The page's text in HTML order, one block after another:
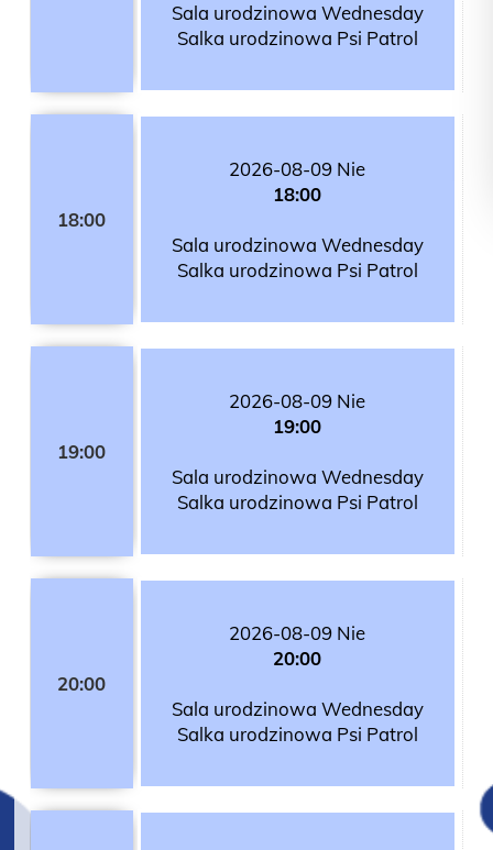
Sala urodzinowa Wednesday
Salka urodzinowa Psi Patrol
18:00
2026-08-09 Nie
18:00
Sala urodzinowa Wednesday
Salka urodzinowa Psi Patrol
19:00
2026-08-09 Nie
19:00
Sala urodzinowa Wednesday
Salka urodzinowa Psi Patrol
20:00
2026-08-09 Nie
20:00
Sala urodzinowa Wednesday
Salka urodzinowa Psi Patrol